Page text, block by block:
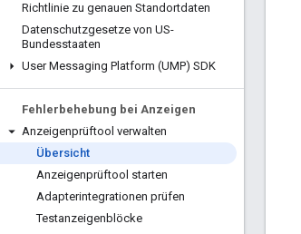
Richtlinie zu genauen Standortdaten
Datenschutzgesetze von US-
Bundesstaaten
User Messaging Platform (UMP) SDK
Fehlerbehebung bei Anzeigen
Anzeigenprüftool verwalten
Übersicht
Anzeigenprüftool starten
Adapterintegrationen prüfen
Testanzeigenblöcke